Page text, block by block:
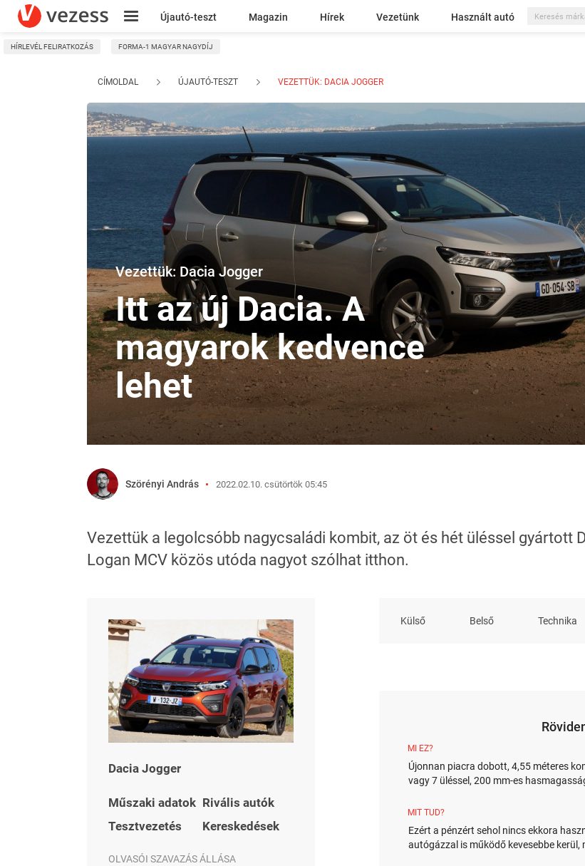
Újautó-teszt Magazin Hírek Vezetünk Használt autó
Kresz
HÍRLEVÉL FELIRATKOZÁS FORMA-1 MAGYAR NAGYDÍJ
CÍMOLDAL ÚJAUTÓ-TESZT VEZETTÜK: DACIA JOGGER
Vezettük: Dacia Jogger
Itt az új Dacia. A
magyarok kedvence
lehet
Szörényi András 2022.02.10. csütörtök 05:45
Vezettük a legolcsóbb nagycsaládi kombit, az öt és hét üléssel gyártott
Logan MCV közös utóda nagyot szólhat itthon.
Dacia Jogger
Műszaki adatok Rivális autók
Tesztvezetés
Kereskedések
OLVASÓI SZAVAZÁS ÁLLÁSA
Külső Belső Technika
MI EZ?
Újonnan piacra dobott, 4,55 méteres
vagy 7 üléssel, 200 mm-es
MIT TUD?
Ezért a pénzért sehol nincs ekkora
autógázzal is működő kevesebbe